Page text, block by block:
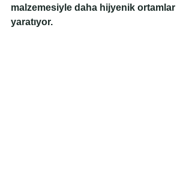
malzemesiyle daha hijyenik ortamlar
yaratıyor.